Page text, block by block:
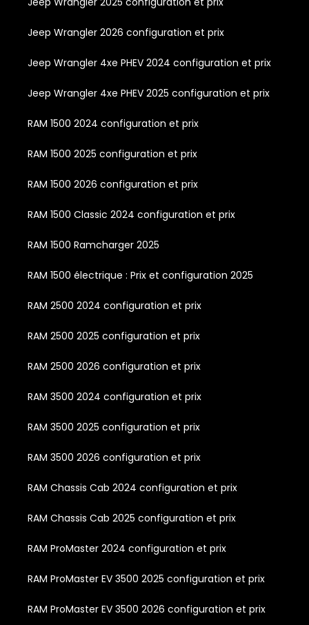
Jeep Wrangler 2026 configuration et prix
Jeep Wrangler 4xe PHEV 2024 configuration et prix
Jeep Wrangler 4xe PHEV 2025 configuration et prix
RAM 1500 2024 configuration et prix
RAM 1500 2025 configuration et prix
RAM 1500 2026 configuration et prix
RAM 1500 Classic 2024 configuration et prix
RAM 1500 Ramcharger 2025
RAM 1500 électrique : Prix et configuration 2025
RAM 2500 2024 configuration et prix
RAM 2500 2025 configuration et prix
RAM 2500 2026 configuration et prix
RAM 3500 2024 configuration et prix
RAM 3500 2025 configuration et prix
RAM 3500 2026 configuration et prix
RAM Chassis Cab 2024 configuration et prix
RAM Chassis Cab 2025 configuration et prix
RAM ProMaster 2024 configuration et prix
RAM ProMaster EV 3500 2025 configuration et prix
RAM ProMaster EV 3500 2026 configuration et prix